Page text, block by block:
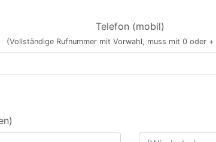
Telefon (mobil)
(Vollständige Rufnummer mit Vorwahl, muss mit 0 oder +